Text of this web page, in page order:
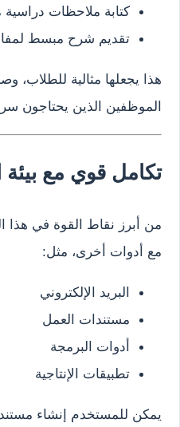
كتابة ملاحظات
تقديم شرح مبسط
هذا يجعلها مثالية للطلاب،
الموظفين الذين يحتاجون
تكامل قوي مع بيئة
من أبرز نقاط القوة في هذا
مع أدوات أخرى، مثل:
البريد الإلكتروني
مستندات العمل
أدوات البرمجة
تطبيقات الإنتاجية
يمكن للمستخدم إنشاء